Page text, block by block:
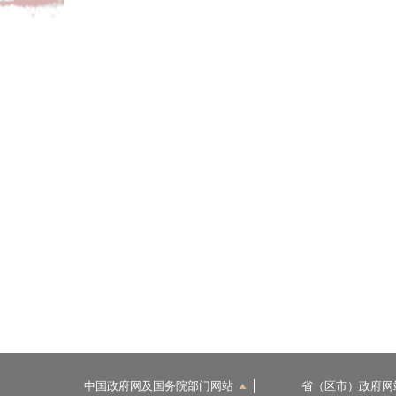
中国政府网及国务院部门网站 省（区市）政府网